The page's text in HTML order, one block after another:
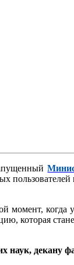
момент, когда
которая
декану